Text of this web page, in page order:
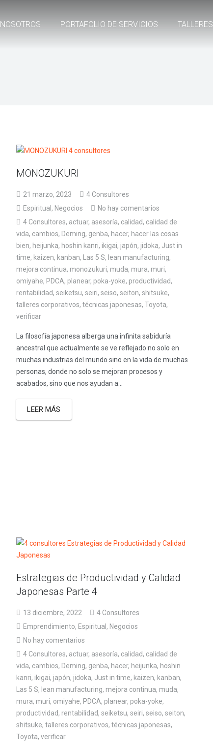
NOSOTROS PORTAFOLIO DE SERVICIOS TALLERES
MONOZUKURI
21 marzo, 2023
4 Consultores
Espiritual , Negocios
No hay comentarios
4 Consultores, actuar, asesoría, calidad, calidad de
vida, cambios, Deming, genba, hacer, hacer las cosas
bien, heijunka, hoshin kanri, ikigai, japón, jidoka, Just in
time, kaizen, kanban, Las 5 S, lean manufacturing,
mejora continua, monozukuri, muda, mura, muri,
omiyahe, PDCA, planear, poka-yoke, productividad,
rentabilidad, seiketsu, seiri, seiso, seiton, shitsuke,
talleres corporativos, técnicas japonesas, Toyota,
verificar
La filosofía japonesa alberga una infinita sabiduría
ancestral que actualmente se ve reflejado no solo en
muchas industrias del mundo sino en la vida de muchas
personas, donde no solo se mejoran procesos y
acabados, sino que nos ayudan a...
LEER MÁS
Estrategias de Productividad y Calidad
Japonesas Parte 4
13 diciembre, 2022
4 Consultores
Emprendimiento, Espiritual , Negocios
No hay comentarios
4 Consultores, actuar, asesoría, calidad, calidad de
vida, cambios, Deming, genba, hacer, heijunka, hoshin
kanri, ikigai, japón, jidoka, Just in time, kaizen, kanban,
Las 5 S, lean manufacturing, mejora continua, muda,
mura, muri, omiyahe, PDCA, planear, poka-yoke,
productividad, rentabilidad, seiketsu, seiri, seiso, seiton,
shitsuke, talleres corporativos, técnicas japonesas,
Toyota, verificar